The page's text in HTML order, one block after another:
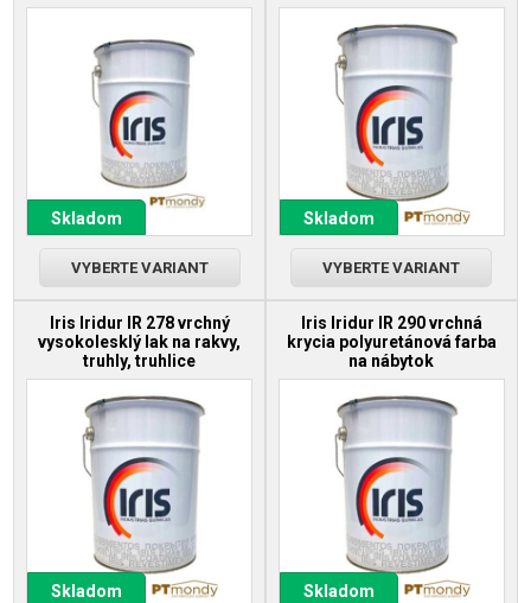
Skladom
VYBERTE VARIANT
Skladom
VYBERTE VARIANT
Iris Iridur IR 278 vrchný
vysokolesklý lak na rakvy,
truhly, truhlice
Skladom
Iris Iridur IR 290 vrchná
krycia polyuretánová farba
na nábytok
Skladom